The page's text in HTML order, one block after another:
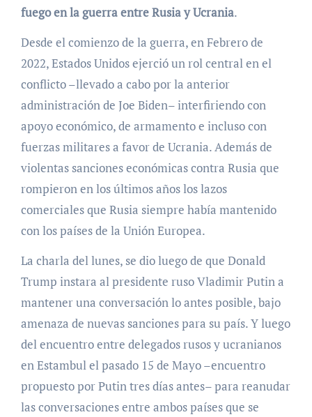
fuego en la guerra entre Rusia y Ucrania.
Desde el comienzo de la guerra, en Febrero de
2022, Estados Unidos ejerció un rol central en el
conflicto –llevado a cabo por la anterior
administración de Joe Biden– interfiriendo con
apoyo económico, de armamento e incluso con
fuerzas militares a favor de Ucrania. Además de
violentas sanciones económicas contra Rusia que
rompieron en los últimos años los lazos
comerciales que Rusia siempre había mantenido
con los países de la Unión Europea.
La charla del lunes, se dio luego de que Donald
Trump instara al presidente ruso Vladimir Putin a
mantener una conversación lo antes posible, bajo
amenaza de nuevas sanciones para su país. Y luego
del encuentro entre delegados rusos y ucranianos
en Estambul el pasado 15 de Mayo –encuentro
propuesto por Putin tres días antes– para reanudar
las conversaciones entre ambos países que se